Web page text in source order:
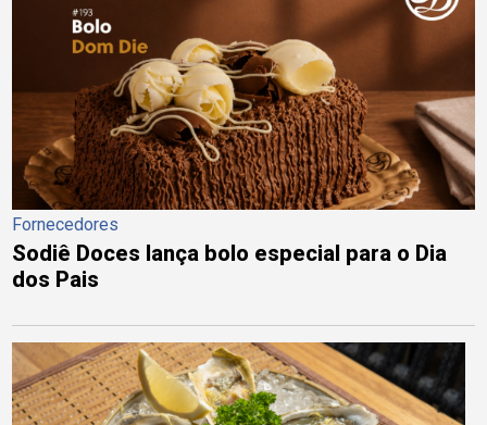
Fornecedores
Sodiê Doces lança bolo especial para o Dia
dos Pais